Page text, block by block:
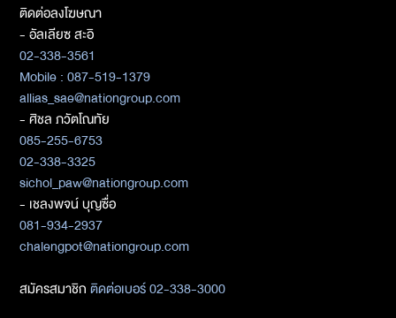
ติดต่อลงโฆษณา
- อัลเลียซ สะอิ
02-338-3561
Mobile : 087-519-1379
allias_sae@nationgroup.com
- ศิชล ภวัตโณทัย
085-255-6753
02-338-3325
sichol_paw@nationgroup.com
- เชลงพจน์ บุญซื่อ
081-934-2937
chalengpot@nationgroup.com
สมัครสมาชิกติดต่อเบอร์ 02-338-3000